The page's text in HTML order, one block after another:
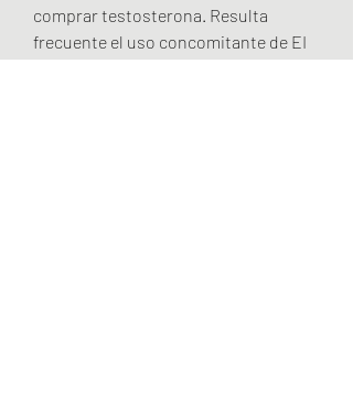
comprar testosterona. Resulta
frecuente el uso concomitante de EI